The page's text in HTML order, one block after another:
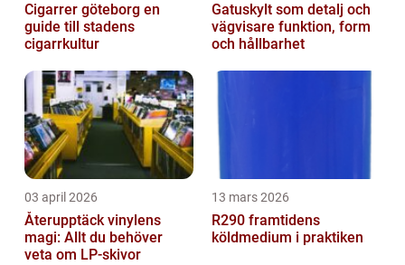
Cigarrer göteborg en
guide till stadens
cigarrkultur
Gatuskylt som detalj och
vägvisare funktion, form
och hållbarhet
03 april 2026
Återupptäck vinylens
magi: Allt du behöver
veta om LP-skivor
13 mars 2026
R290 framtidens
köldmedium i praktiken